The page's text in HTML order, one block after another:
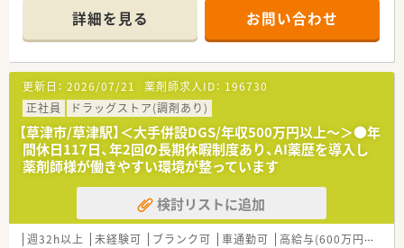
■研修制度は様々なプランがあり、集合研修だけでなく任意で受
講可能な研修も幅広く用意されています
■店舗で活躍する従業員、社外で活躍する従業員、将来経営幹部
となる従業員など、薬剤師として様々な活躍ができるフィールド
を用意されています
■総合薬剤師・調剤薬剤師（土日休み・19時までの勤務）どちらか
の働き方を選択できます
■調剤併設型だけでなく「医療モール・クリニック併設店舗」「敷
地内薬局」「訪問調剤特化型店舗」など様々な店舗を運営してい
ます
■在宅医療にも積極的取り組んでおり「訪問調剤特化型店舗」を
50店舗以上、無菌調剤室は業界最多の51店舗設置しています
■「プラチナくるみん認定企業」「健康経営優良法人2023（大規模
法人部門）認定」等を取得し一人ひとりが働きやすい環境が整備
されています
詳細を見る お問い合わせ
更新日： 2026/07/21 薬剤師求人ID： 196730
正社員
ドラッグストア(調剤あり)
【草津市/草津駅】＜大手併設DGS/年収500万円以上～＞●年
間休日117日、年2回の長期休暇制度あり、AI薬歴を導入し
薬剤師様が働きやすい環境が整っています
検討リストに追加
週32h以上 未経験可 ブランク可 車通勤可 高給与(600万円以上)